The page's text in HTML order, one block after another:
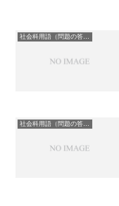
社会科用語（問題の答え）
社会科用語（問題の答え）